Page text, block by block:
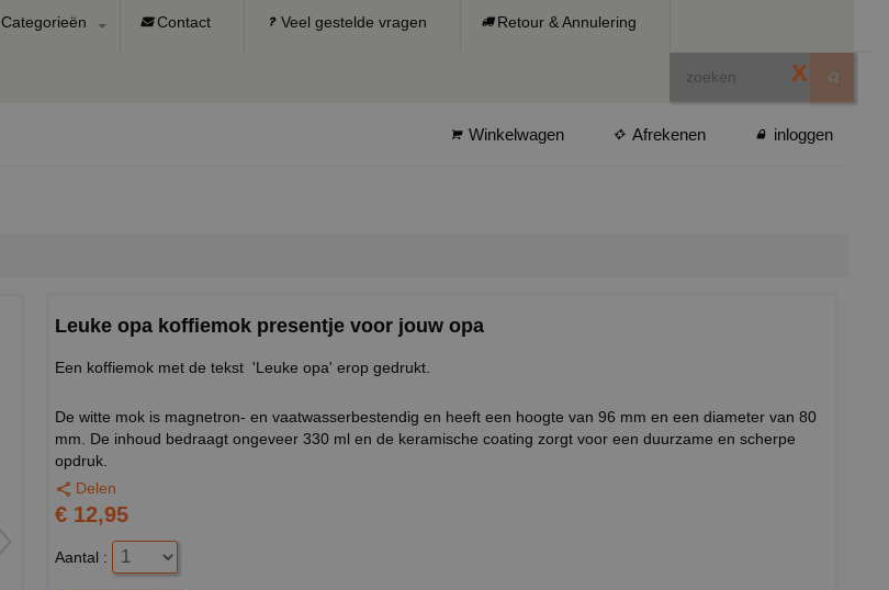
Categorieën Contact Veel gestelde vragen Retour & Annulering
X
Winkelwagen Afrekenen inloggen
Leuke opa koffiemok presentje voor jouw opa
Een koffiemok met de tekst 'Leuke opa' erop gedrukt.
De witte mok is magnetron- en vaatwasserbestendig en heeft een hoogte van 96 mm en een diameter van 80
mm. De inhoud bedraagt ongeveer 330 ml en de keramische coating zorgt voor een duurzame en scherpe
opdruk.
Delen
€ 12,95
Aantal :